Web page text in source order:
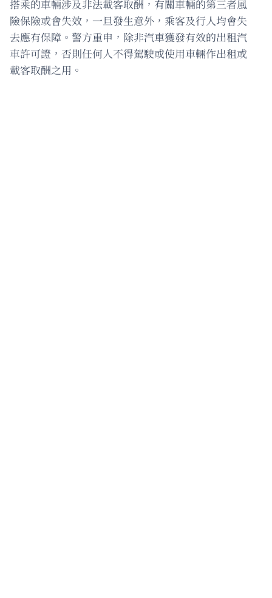
搭乘的車輛涉及非法載客取酬，有關車輛的第三者風
險保險或會失效，一旦發生意外，乘客及行人均會失
去應有保障。警方重申，除非汽車獲發有效的出租汽
車許可證，否則任何人不得駕駛或使用車輛作出租或
載客取酬之用。